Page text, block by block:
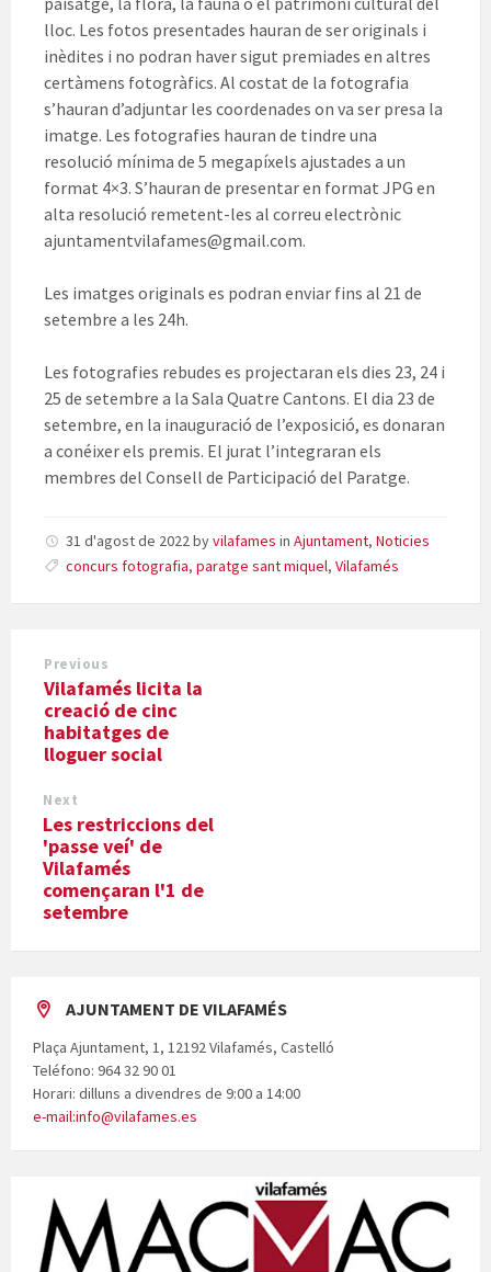
lloc. Les fotos presentades hauran de ser originals i
inèdites i no podran haver sigut premiades en altres
certàmens fotogràfics. Al costat de la fotografia
s’hauran d’adjuntar les coordenades on va ser presa la
imatge. Les fotografies hauran de tindre una
resolució mínima de 5 megapíxels ajustades a un
format 4×3. S’hauran de presentar en format JPG en
alta resolució remetent-les al correu electrònic
ajuntamentvilafames@gmail.com.
Les imatges originals es podran enviar fins al 21 de
setembre a les 24h.
Les fotografies rebudes es projectaran els dies 23, 24 i
25 de setembre a la Sala Quatre Cantons. El dia 23 de
setembre, en la inauguració de l’exposició, es donaran
a conéixer els premis. El jurat l’integraran els
membres del Consell de Participació del Paratge.
31 d'agost de 2022byvilafames in Ajuntament, Noticies
concurs fotografia, paratge sant miquel, Vilafamés
Previous
Vilafamés licita la
creació de cinc
habitatges de
lloguer social
Next
Les restriccions del
'passe veí' de
Vilafamés
començaran l'1 de
setembre
AJUNTAMENT DE VILAFAMÉS
Plaça Ajuntament, 1, 12192 Vilafamés, Castelló
Teléfono: 964 32 90 01
Horari: dilluns a divendres de 9:00 a 14:00
e-mail:info@vilafames.es